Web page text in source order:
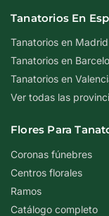
Tanatorios En
Tanatorios en Madrid
Tanatorios en
Tanatorios en
Ver todas las
Flores Para
Coronas fúnebres
Centros florales
Ramos
Catálogo completo